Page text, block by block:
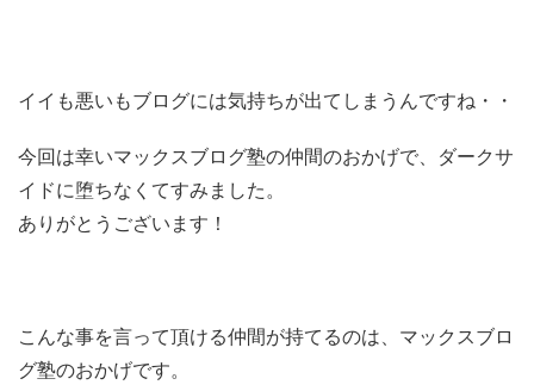
イイも悪いもブログには気持ちが出てしまうんですね・・
今回は幸いマックスブログ塾の仲間のおかげで、ダークサ
イドに堕ちなくてすみました。
ありがとうございます！
こんな事を言って頂ける仲間が持てるのは、マックスブロ
グ塾のおかげです。